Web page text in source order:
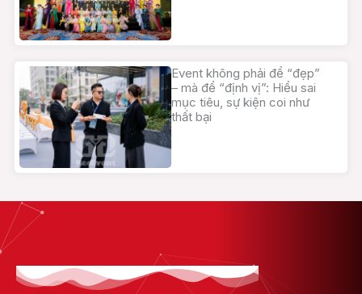
Event không phải để “đẹp”
– mà để “định vị”: Hiểu sai
mục tiêu, sự kiện coi như
thất bại